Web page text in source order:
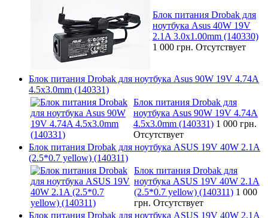
Блок питания Drobak для
ноутбука Asus 40W 19V
2.1A 3.0x1.00mm (140330)
1 000 грн. Отсутствует
Блок питания Drobak для ноутбука Asus 90W 19V 4.74A
4.5x3.0mm (140331)
Блок питания Drobak для
ноутбука Asus 90W 19V 4.74A
4.5x3.0mm (140331) 1 000 грн.
Отсутствует
Блок питания Drobak для ноутбука ASUS 19V 40W 2.1A
(2.5*0.7 yellow) (140311)
Блок питания Drobak для
ноутбука ASUS 19V 40W 2.1A
(2.5*0.7 yellow) (140311) 1 000
грн. Отсутствует
Блок питания Drobak для ноутбука ASUS 19V 40W 2.1A